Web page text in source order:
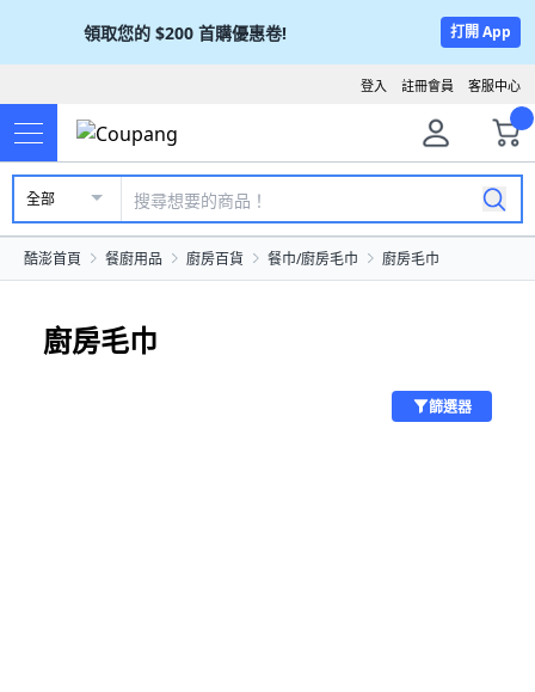
領取您的 $200 首購優惠卷! 打開 App
客服中心
註冊會員
登入
全部
酷澎首頁 餐廚用品 廚房百貨 餐巾/廚房毛巾 廚房毛巾
廚房毛巾
篩選器